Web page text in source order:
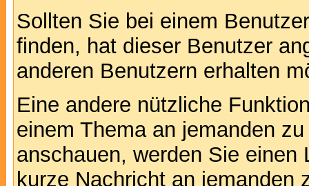
Sollten Sie bei einem
finden, hat dieser Benutzer
anderen Benutzern erhalten
Eine andere nützliche
einem Thema an jemanden
anschauen, werden Sie
kurze Nachricht an jemanden